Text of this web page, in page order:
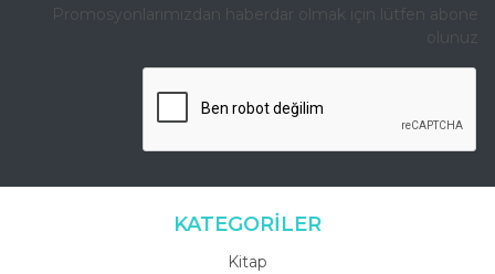
Promosyonlarımızdan haberdar olmak için lütfen abone
olunuz
KATEGORİLER
Kitap